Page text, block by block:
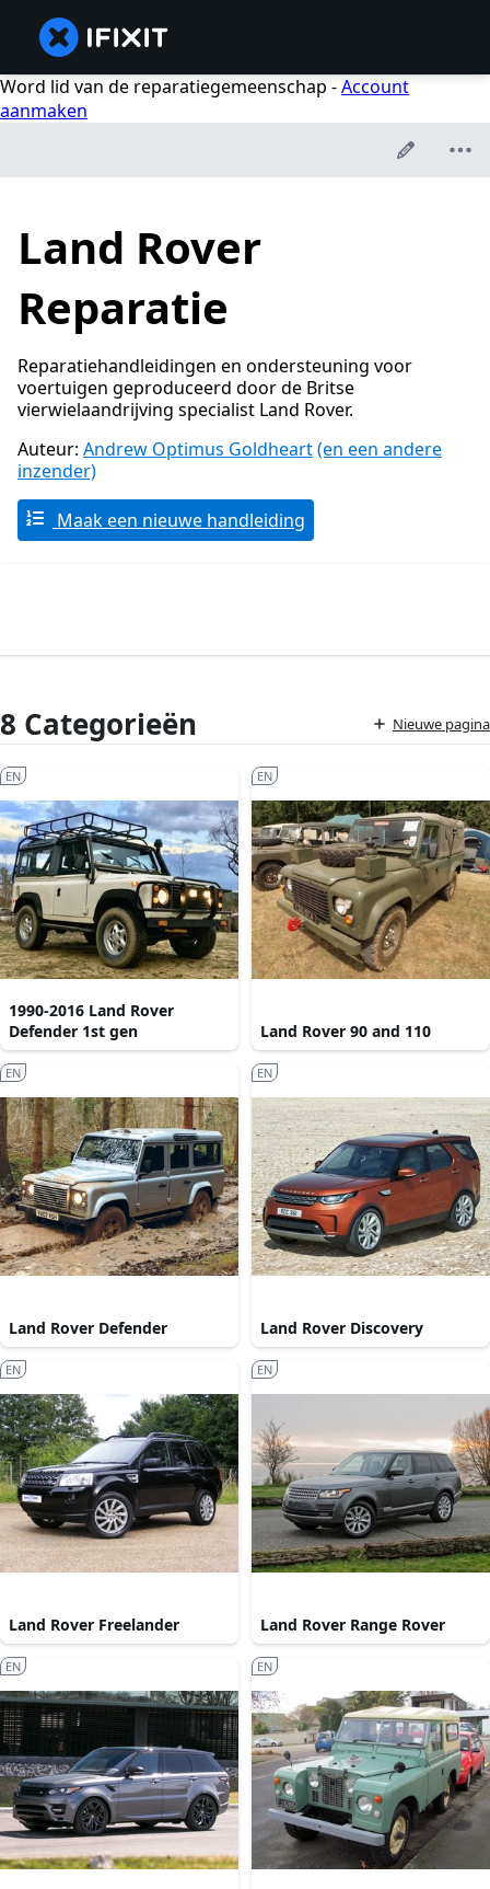
Word lid van de reparatiegemeenschap -Account
aanmaken
Land Rover
Reparatie
Reparatiehandleidingen en ondersteuning voor
voertuigen geproduceerd door de Britse
vierwielaandrijving specialist Land Rover.
Auteur: Andrew Optimus Goldheart(en een andere
inzender)
Maak een nieuwe handleiding
8 Categorieën Nieuwe pagina
1990-2016 Land Rover
Defender 1st gen
EN
Land Rover 90 and 110
EN
Land Rover Defender
EN
Land Rover Discovery
EN
Land Rover Freelander
EN
Land Rover Range Rover
EN
EN EN